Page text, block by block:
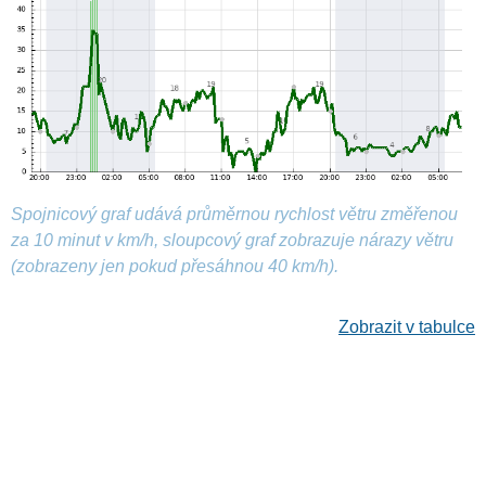
Spojnicový graf udává průměrnou rychlost větru změřenou
za 10 minut v km/h, sloupcový graf zobrazuje nárazy větru
(zobrazeny jen pokud přesáhnou 40 km/h).
Zobrazit v tabulce